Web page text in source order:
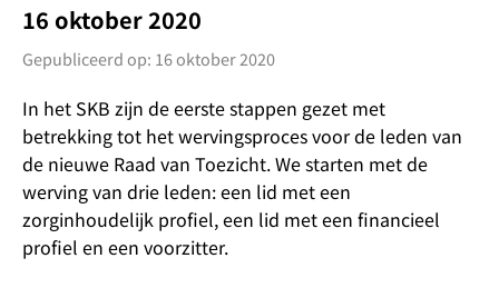
16 oktober 2020
Gepubliceerd op: 16 oktober 2020
In het SKB zijn de eerste stappen gezet met
betrekking tot het wervingsproces voor de leden van
de nieuwe Raad van Toezicht. We starten met de
werving van drie leden: een lid met een
zorginhoudelijk profiel, een lid met een financieel
profiel en een voorzitter.